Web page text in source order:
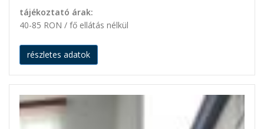
tájékoztató árak:
40-85 RON / fő ellátás nélkül
részletes adatok